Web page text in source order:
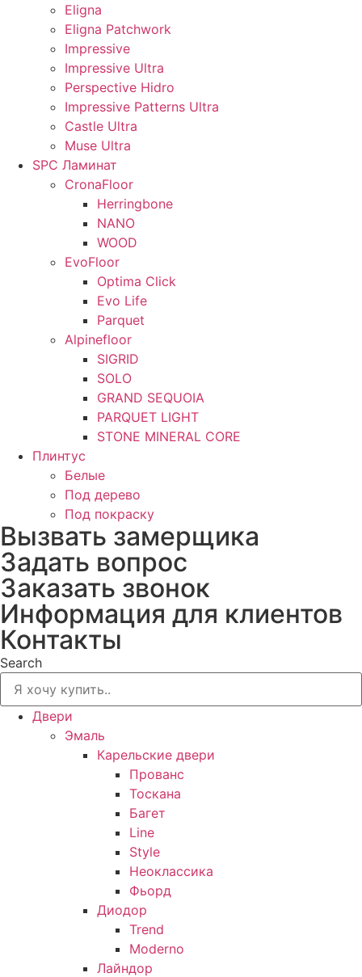
Eligna
Eligna Patchwork
Impressive
Impressive Ultra
Perspective Hidro
Impressive Patterns Ultra
Castle Ultra
Muse Ultra
SPC Ламинат
CronaFloor
Herringbone
NANO
WOOD
EvoFloor
Optima Click
Evo Life
Parquet
Alpinefloor
SIGRID
SOLO
GRAND SEQUOIA
PARQUET LIGHT
STONE MINERAL CORE
Плинтус
Белые
Под дерево
Под покраску
Вызвать замерщика
Задать вопрос
Заказать звонок
Информация для клиентов
Контакты
Search
Двери
Эмаль
Карельские двери
Прованc
Тоскана
Багет
Line
Style
Неоклассика
Фьорд
Диодор
Trend
Moderno
Лайндор